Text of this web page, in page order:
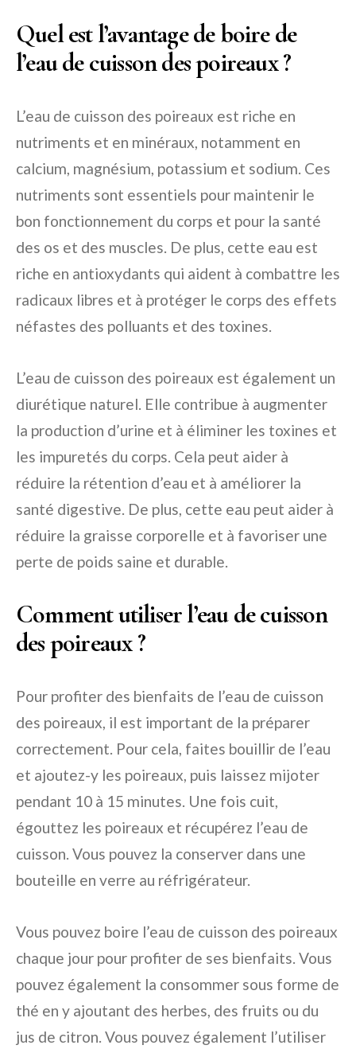
Quel est l’avantage de boire de
l’eau de cuisson des poireaux ?
L’eau de cuisson des poireaux est riche en
nutriments et en minéraux, notamment en
calcium, magnésium, potassium et sodium. Ces
nutriments sont essentiels pour maintenir le
bon fonctionnement du corps et pour la santé
des os et des muscles. De plus, cette eau est
riche en antioxydants qui aident à combattre les
radicaux libres et à protéger le corps des effets
néfastes des polluants et des toxines.
L’eau de cuisson des poireaux est également un
diurétique naturel. Elle contribue à augmenter
la production d’urine et à éliminer les toxines et
les impuretés du corps. Cela peut aider à
réduire la rétention d’eau et à améliorer la
santé digestive. De plus, cette eau peut aider à
réduire la graisse corporelle et à favoriser une
perte de poids saine et durable.
Comment utiliser l’eau de cuisson
des poireaux ?
Pour profiter des bienfaits de l’eau de cuisson
des poireaux, il est important de la préparer
correctement. Pour cela, faites bouillir de l’eau
et ajoutez-y les poireaux, puis laissez mijoter
pendant 10 à 15 minutes. Une fois cuit,
égouttez les poireaux et récupérez l’eau de
cuisson. Vous pouvez la conserver dans une
bouteille en verre au réfrigérateur.
Vous pouvez boire l’eau de cuisson des poireaux
chaque jour pour profiter de ses bienfaits. Vous
pouvez également la consommer sous forme de
thé en y ajoutant des herbes, des fruits ou du
jus de citron. Vous pouvez également l’utiliser